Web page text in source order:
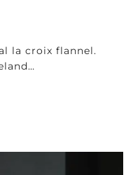
la croix flannel.